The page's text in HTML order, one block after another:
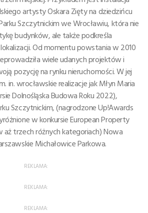
artysty Oskara Zięty na dziedzińcu
Szczytnickim we Wrocławiu, która nie
budynków, ale także podkreśla
Od momentu powstania w 2010
wiele udanych projektów i
pozycję na rynku nieruchomości. W jej
in. wrocławskie realizacje jak Młyn Maria
Dolnośląska Budowa Roku 2022),
Szczytnickim, (nagrodzone Up!Awards
w konkursie European Property
trzech różnych kategoriach) Nowa
Michałowice Parkowa.
REKLAMA:
REKLAMA:
REKLAMA: